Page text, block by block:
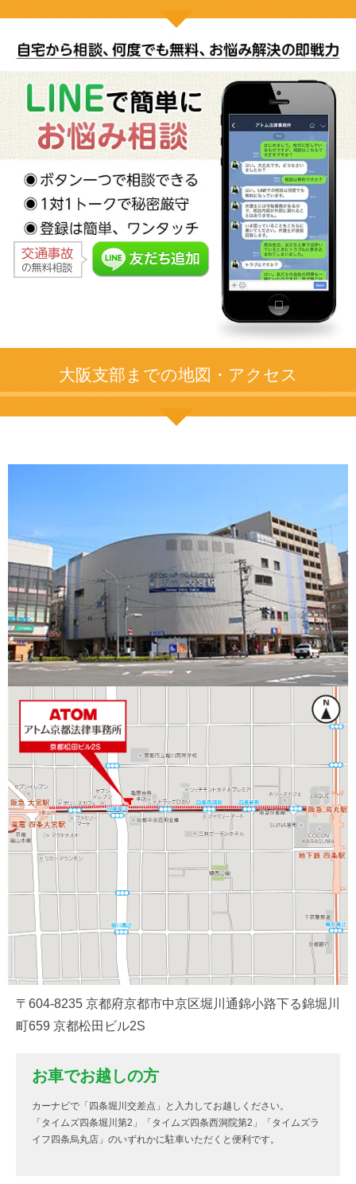
大阪支部までの地図・アクセス
〒604-8235 京都府京都市中京区堀川通錦小路下る錦堀川
町659 京都松田ビル2S
お車でお越しの方
カーナビで「四条堀川交差点」と入力してお越しください。
「タイムズ四条堀川第2」「タイムズ四条西洞院第2」「タイムズラ
イフ四条烏丸店」のいずれかに駐車いただくと便利です。